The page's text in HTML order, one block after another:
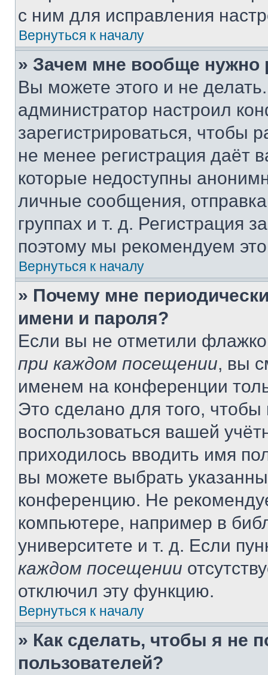
с ним для исправления
Вернуться к началу
» Зачем мне вообще нужно
Вы можете этого и не
администратор настроил
зарегистрироваться, чтобы
не менее регистрация даёт
которые недоступны
личные сообщения,
группах и т. д. Регистрация
поэтому мы рекомендуем
Вернуться к началу
» Почему мне
имени и пароля?
Если вы не отметили
при каждом посещении, вы
именем на конференции
Это сделано для того, чтобы
воспользоваться вашей
приходилось вводить имя
вы можете выбрать
конференцию. Не
компьютере, например в
университете и т. д. Если
каждом посещении
отключил эту функцию.
Вернуться к началу
» Как сделать, чтобы я не
пользователей?